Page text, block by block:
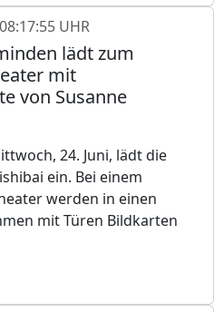
UHR
lädt zum
mit
von Susanne
24. Juni, lädt die
ein. Bei einem
werden in einen
mit Türen Bildkarten